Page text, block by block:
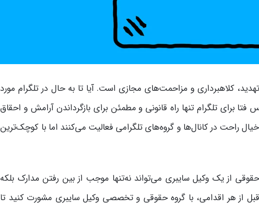
کلاهبرداری و مزاحمت‌های مجازی است. آیا تا به حال در تلگرام مورد
برای تلگرام تنها راه قانونی و مطمئن برای بازگرداندن آرامش و احقاق
راحت در کانال‌ها و گروه‌های تلگرامی فعالیت می‌کنند اما با کوچک‌ترین
از یک وکیل سایبری می‌تواند نه‌تنها موجب از بین رفتن مدارک بلکه
هر اقدامی، با گروه حقوقی و تخصصی وکیل سایبری مشورت کنید تا